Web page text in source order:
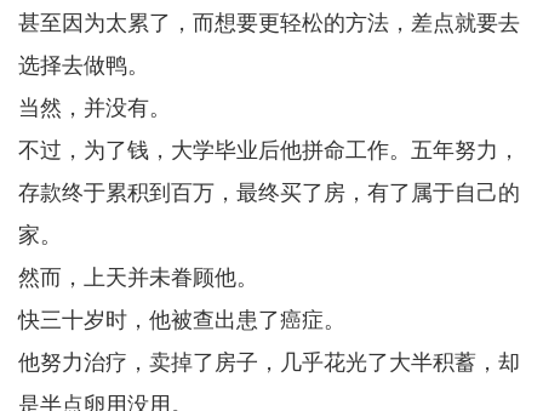
甚至因为太累了，而想要更轻松的方法，差点就要去
选择去做鸭。
当然，并没有。
不过，为了钱，大学毕业后他拼命工作。五年努力，
存款终于累积到百万，最终买了房，有了属于自己的
家。
然而，上天并未眷顾他。
快三十岁时，他被查出患了癌症。
他努力治疗，卖掉了房子，几乎花光了大半积蓄，却
是半点卵用没用。